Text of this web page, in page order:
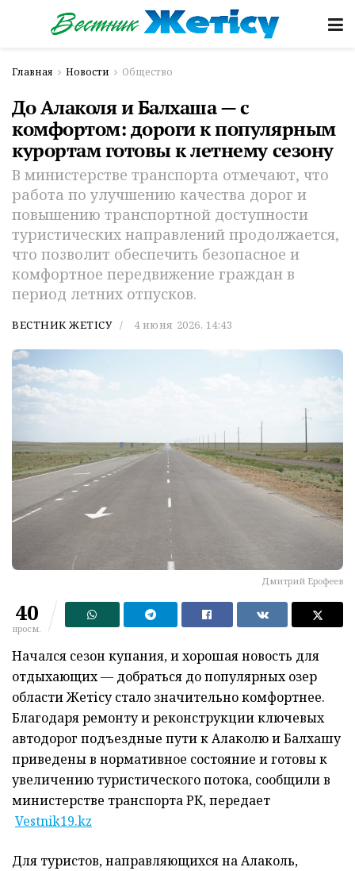
Главная Новости Общество
До Алаколя и Балхаша — с
комфортом: дороги к популярным
курортам готовы к летнему сезону
В министерстве транспорта отмечают, что
работа по улучшению качества дорог и
повышению транспортной доступности
туристических направлений продолжается,
что позволит обеспечить безопасное и
комфортное передвижение граждан в
период летних отпусков.
ВЕСТНИК ЖЕТІСУ 4 июня 2026, 14:43
Дмитрий Ерофеев
40
просм.
Начался сезон купания, и хорошая новость для
отдыхающих — добраться до популярных озер
области Жетісу стало значительно комфортнее.
Благодаря ремонту и реконструкции ключевых
автодорог подъездные пути к Алаколю и Балхашу
приведены в нормативное состояние и готовы к
увеличению туристического потока, сообщили в
министерстве транспорта РК, передает
Vestnik19.kz
Для туристов, направляющихся на Алаколь,